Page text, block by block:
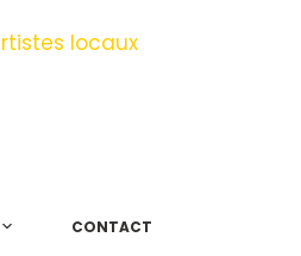
CONTACT